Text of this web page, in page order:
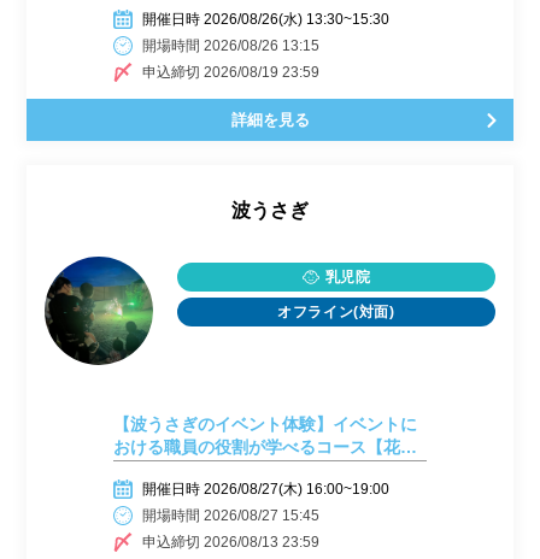
開催日時 2026/08/26(水) 13:30~15:30
開場時間 2026/08/26 13:15
申込締切 2026/08/19 23:59
詳細を見る
波うさぎ
乳児院
オフライン(対面)
【波うさぎのイベント体験】イベントに
おける職員の役割が学べるコース【花火8
開催日時 2026/08/27(木) 16:00~19:00
開場時間 2026/08/27 15:45
申込締切 2026/08/13 23:59